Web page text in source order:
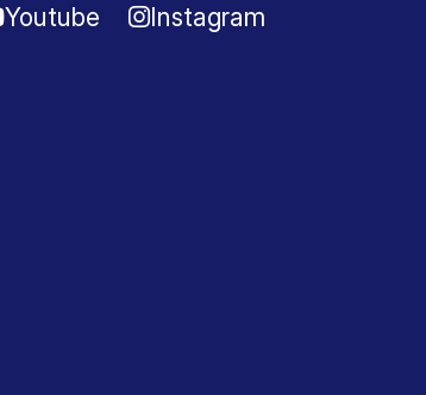
Youtube Instagram